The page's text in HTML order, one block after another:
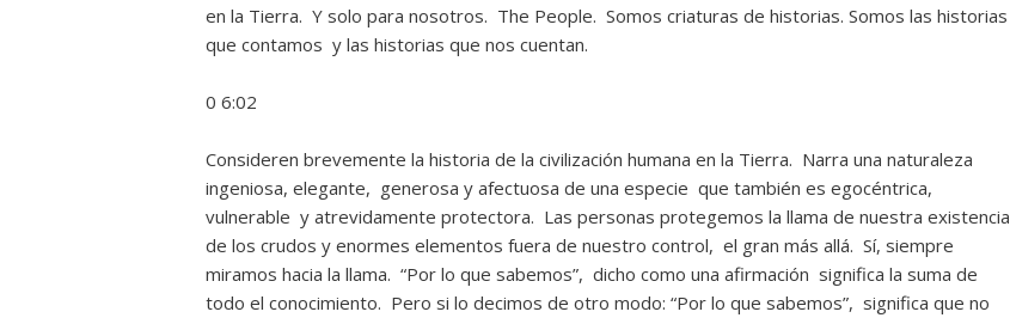
en la Tierra. Y solo para nosotros. The People. Somos criaturas de historias. Somos las historias
que contamos y las historias que nos cuentan.
0 6:02
Consideren brevemente la historia de la civilización humana en la Tierra. Narra una naturaleza
ingeniosa, elegante, generosa y afectuosa de una especie que también es egocéntrica,
vulnerable y atrevidamente protectora. Las personas protegemos la llama de nuestra existencia
de los crudos y enormes elementos fuera de nuestro control, el gran más allá. Sí, siempre
miramos hacia la llama. “Por lo que sabemos”, dicho como una afirmación significa la suma de
todo el conocimiento. Pero si lo decimos de otro modo: “Por lo que sabemos”, significa que no